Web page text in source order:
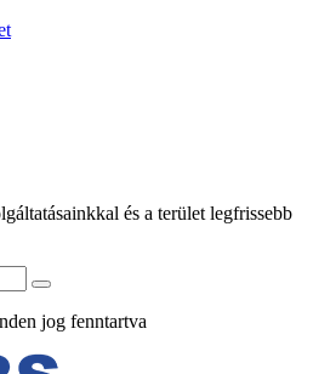
és a terület legfrissebb
jog fenntartva